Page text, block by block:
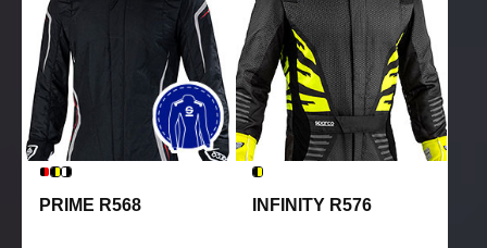
PRIME R568 INFINITY R576